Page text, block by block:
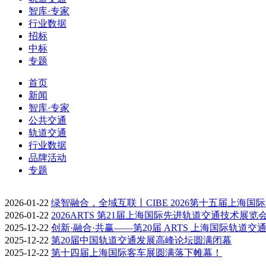
智库·专家
行业数据
招标
中标
专题
首页
新闻
智库·专家
公共交通
轨道交通
行业数据
品牌活动
专题
2026-01-22 绿智融合，全域互联丨CIBE 2026第十五届上海国
2026-01-22 2026ARTS 第21届上海国际先进轨道交通技术展览
2025-12-22 创新·融合·共赢——第20届 ARTS 上海国际轨道交
2025-12-22 第20届中国轨道交通发展高峰论坛圆满闭幕
2025-12-22 第十四届上海国际客车展圆满落下帷幕！